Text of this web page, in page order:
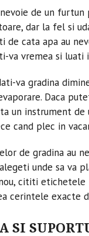
de un
dar la fel si
de cata apa au
va vremea si
va gradina
Daca
un instrument de
cand plec in
de gradina au
unde sa va
cititi
cerintele exacte
SI